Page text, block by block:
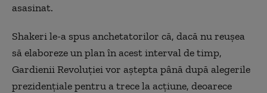
asasinat.
Shakeri le-a spus anchetatorilor că, dacă nu reușea
să elaboreze un plan în acest interval de timp,
Gardienii Revoluției vor aștepta până după alegerile
prezidențiale pentru a trece la acțiune, deoarece